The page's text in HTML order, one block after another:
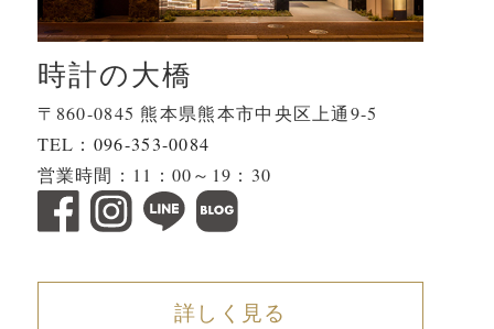
時計の大橋
〒860-0845 熊本県熊本市中央区上通9-5
TEL： 096-353-0084
営業時間：11：00～19：30
詳しく見る